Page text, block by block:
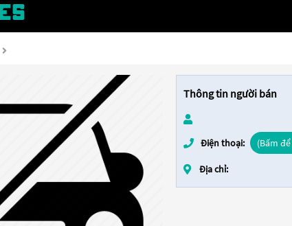
Thông tin người bán
Điện thoại: (Bấm
Địa chỉ: